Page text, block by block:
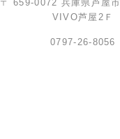
〒 659-0072 兵庫県芦屋
VIVO芦屋2Ｆ
0797-26-8056